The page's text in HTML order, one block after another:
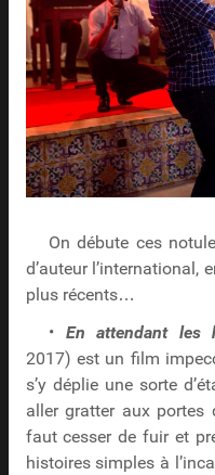
On débute ces
d’auteur l’international,
plus récents…
• En attendant les
2017) est un film
s’y déplie une sorte
aller gratter aux portes
faut cesser de fuir et
histoires simples à